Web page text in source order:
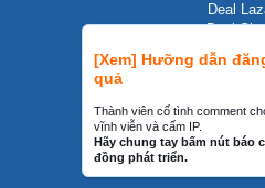
[Xem] Hưỡng dẫn
quả
Thành viên cố tình comment
vĩnh viễn và cấm IP.
Hãy chung tay bấm nút báo
đồng phát triển.
Deal
Deal
LIÊN